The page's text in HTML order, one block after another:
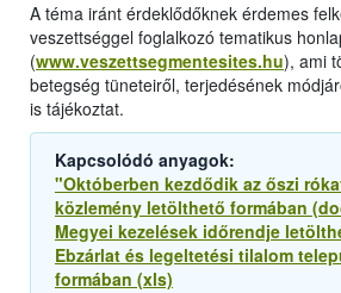
A téma iránt érdeklődőknek érdemes
veszettséggel foglalkozó tematikus
(www.veszettsegmentesites.hu), ami
betegség tüneteiről, terjedésének
is tájékoztat.
Kapcsolódó anyagok:
"Októberben kezdődik az őszi
közlemény letölthető formában
Megyei kezelések időrendje
Ebzárlat és legeltetési tilalom
formában (xls)